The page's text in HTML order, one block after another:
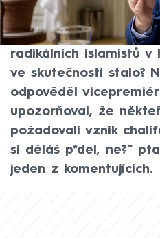
sociální síti X ostré
na článek
radikálních islamistů v
ve skutečnosti stalo?
odpověděl
upozorňoval, že
požadovali vznik
si děláš p*del, ne?“
jeden z komentujících.